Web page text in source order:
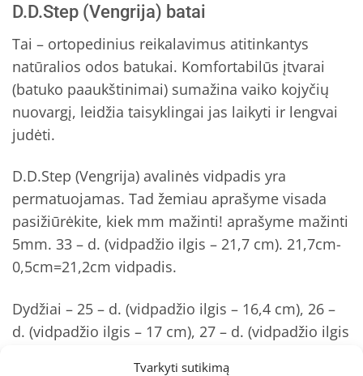
Tvarkyti sutikimą
D.D.Step (Vengrija) batai
Tai – ortopedinius reikalavimus atitinkantys
natūralios odos batukai. Komfortabilūs įtvarai
(batuko paaukštinimai) sumažina vaiko kojyčių
nuovargį, leidžia taisyklingai jas laikyti ir lengvai
judėti.
D.D.Step (Vengrija) avalinės vidpadis yra
permatuojamas. Tad žemiau aprašyme visada
pasižiūrėkite, kiek mm mažinti! aprašyme mažinti
5mm. 33 – d. (vidpadžio ilgis – 21,7 cm). 21,7cm-
0,5cm=21,2cm vidpadis.
Dydžiai – 25 – d. (vidpadžio ilgis – 16,4 cm), 26 –
d. (vidpadžio ilgis – 17 cm), 27 – d. (vidpadžio ilgis